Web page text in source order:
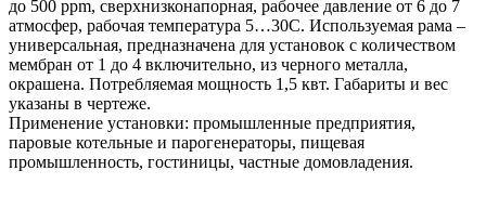
до 500 ppm, сверхнизконапорная, рабочее давление от 6 до 7
атмосфер, рабочая температура 5…30С. Используемая рама –
универсальная, предназначена для установок с количеством
мембран от 1 до 4 включительно, из черного металла,
окрашена. Потребляемая мощность 1,5 квт. Габариты и вес
указаны в чертеже.
Применение установки: промышленные предприятия,
паровые котельные и парогенераторы, пищевая
промышленность, гостиницы, частные домовладения.